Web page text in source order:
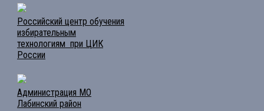
Российский центр обучения
избирательным
технологиям при ЦИК
России
Администрация МО
Лабинский район